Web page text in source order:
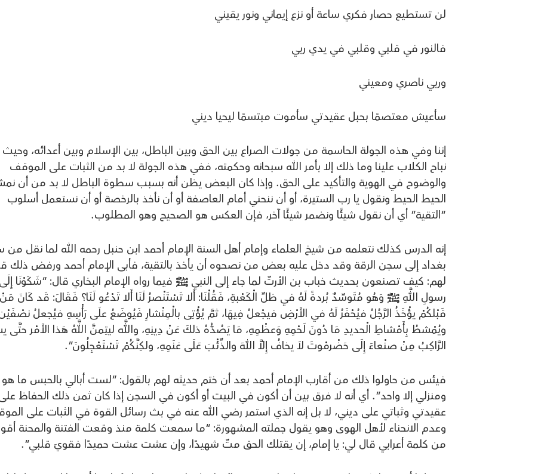
لن تستطيع حصار فكري ساعة أو نزع إيماني ونور يقيني
فالنور في قلبي وقلبي في يدي ربي
وربي ناصري ومعيني
سأعيش معتصمًا بحبل عقيدتي سأموت مبتسمًا ليحيا ديني
إننا وفي هذه الجولة الحاسمة من جولات الصراع بين الحق وبين الباطل، بين الإسلام وبين أعدائه، وحيث
نباح الكلاب علينا وما ذلك إلا بأمر الله سبحانه وحكمته، ففي هذه الجولة لا بد من الثبات على الموقف
والوضوح في الهوية والتأكيد على الحق. وإذا كان البعض يظن أنه بسبب سطوة الباطل لا بد من أن
الحيط الحيط ونقول يا رب الستيرة، أو أن ننحني أمام العاصفة أو أن نأخذ بالرخصة أو أن نستعمل أسلوب
“التقية” أي أن نقول شيئًا ونضمر شيئًا آخر، فإن العكس هو الصحيح وهو المطلوب.
إنه الدرس كذلك نتعلمه من شيخ العلماء وإمام أهل السنة الإمام أحمد ابن حنبل رحمه الله لما نقل
بغداد إلى سجن الرقة وقد دخل عليه بعض من نصحوه أن يأخذ بالتقية، فأبى الإمام أحمد ورفض ذلك
لهم: كيف تصنعون بحديث خباب بن الأرتّ لما جاء إلى النبي ﷺ فيما رواه الإمام البخاري قال: “شَكَوْنَا إِلَى
رسولِ اللَّهِ ﷺ وَهُو مُتَوسِّدٌ بُردةً لَهُ في ظلِّ الْكَعْبةِ، فَقُلْنَا: أَلا تَسْتَنْصرُ لَنَا أَلا تَدْعُو لَنَا؟ فَقَالَ: قَد كَانَ مَنْ
قَبْلكُمْ يؤْخَذُ الرَّجُلُ فيُحْفَرُ لَهُ في الأَرْضِ فيجْعلُ فِيهَا، ثمَّ يُؤْتِى بالْمِنْشارِ فَيُوضَعُ علَى رَأْسِهِ فيُجعلُ
ويُمْشطُ بِأَمْشاطِ الْحديدِ مَا دُونَ لَحْمِهِ وَعظْمِهِ، مَا يَصُدُّهُ ذلكَ عَنْ دِينِهِ، واللَّه ليتِمنَّ اللَّهُ هَذا الأَمْر حتَّى
الرَّاكِبُ مِنْ صنْعاءَ إِلَى حَضْرمْوتَ لاَ يخافُ إِلاَّ اللهَ والذِّئْبَ عَلَى غنَمِهِ، ولكِنَّكُمْ تَسْتَعْجِلُونَ”.
فيئس من حاولوا ذلك من أقارب الإمام أحمد بعد أن ختم حديثه لهم بالقول: “لست أبالي بالحبس ما هو
ومنزلي إلا واحد”. أي أنه لا فرق بين أن أكون في البيت أو أكون في السجن إذا كان ثمن ذلك الحفاظ
عقيدتي وثباتي على ديني، لا بل إنه الذي استمر رضي الله عنه في بث رسائل القوة في الثبات على
وعدم الانحناء لأهل الهوى وهو يقول جملته المشهورة: “ما سمعت كلمة منذ وقعت الفتنة والمحنة
من كلمة أعرابي قال لي: يا إمام، إن يقتلك الحق متّ شهيدًا، وإن عشت عشت حميدًا فقويَ قلبي”.